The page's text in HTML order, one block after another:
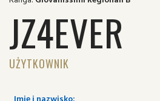
JZ4EVER
UŻYTKOWNIK
Imię i nazwisko: